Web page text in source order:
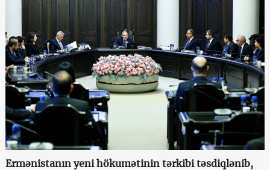
Ermənistanın yeni hökumətinin tərkibi təsdiqlənib,